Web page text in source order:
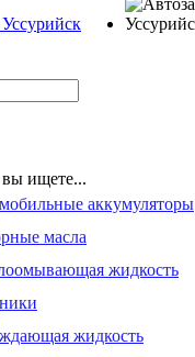
ищете...
аккумуляторы
масла
жидкость
жидкость